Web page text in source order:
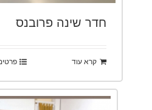
חדר שינה פרובנס
קרא עוד